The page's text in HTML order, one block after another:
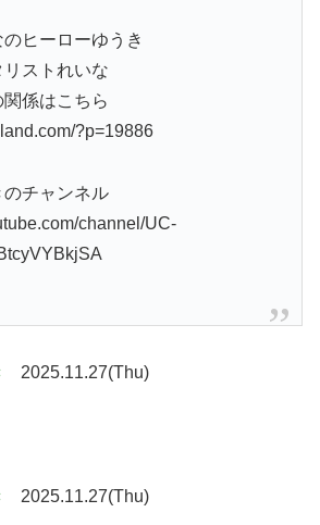
ヒーローゆうき
ストれいな
係はこちら
?p=19886
のチャンネル
channel/UC-
2025.11.27(Thu)
2025.11.27(Thu)